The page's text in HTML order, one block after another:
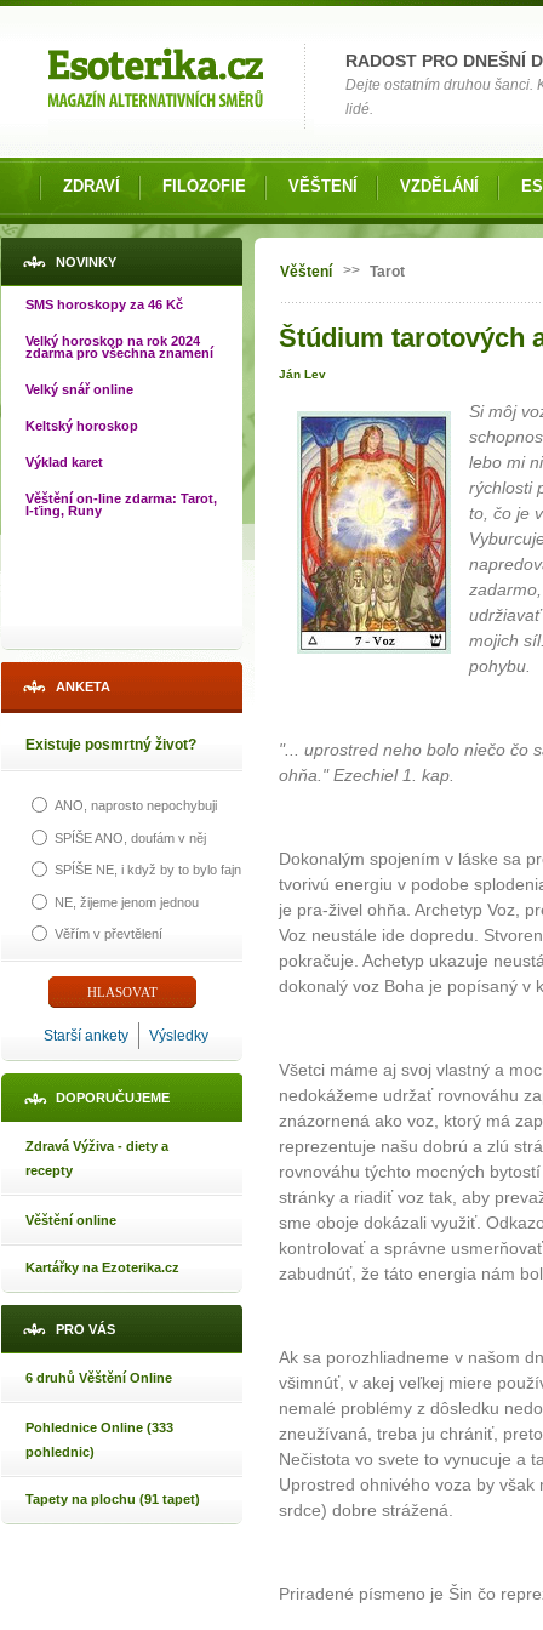
RADOST PRO DNEŠNÍ
Dejte ostatním druhou šanci.
lidé.
ZDRAVÍ FILOZOFIE VĚŠTENÍ VZDĚLÁNÍ
NOVINKY
SMS horoskopy za 46 Kč
Velký horoskop na rok 2024
zdarma pro všechna znamení
Velký snář online
Keltský horoskop
Výklad karet
Věštění on-line zdarma: Tarot,
I-ťing, Runy
ANKETA
Existuje posmrtný život?
ANO, naprosto nepochybuji
SPÍŠE ANO, doufám v něj
SPÍŠE NE, i když by to bylo fajn
NE, žijeme jenom jednou
Věřím v převtělení
Starší ankety Výsledky
DOPORUČUJEME
Zdravá Výživa - diety a
recepty
Věštění online
Kartářky na Ezoterika.cz
PRO VÁS
6 druhů Věštění Online
Pohlednice Online (333
pohlednic)
Tapety na plochu (91 tapet)
Jste zde
Věštení >> Tarot
Štúdium tarotových
Ján Lev
Si môj
lebo mi
rýchlosti
to, čo je
mojich
pohybu.
"... uprostred neho bolo niečo čo
ohňa." Ezechiel 1. kap.
Dokonalým spojením v láske sa
tvorivú energiu v podobe
je pra-živel ohňa. Archetyp Voz,
Voz neustále ide dopredu.
pokračuje. Achetyp ukazuje
dokonalý voz Boha je popísaný v
Všetci máme aj svoj vlastný a
nedokážeme udržať rovnováhu
znázornená ako voz, ktorý má
reprezentuje našu dobrú a zlú
rovnováhu týchto mocných
stránky a riadiť voz tak, aby
sme oboje dokázali využiť.
kontrolovať a správne
zabudnúť, že táto energia nám
Ak sa porozhliadneme v našom
všimnúť, v akej veľkej miere
nemalé problémy z dôsledku
zneužívaná, treba ju chrániť,
Nečistota vo svete to vynucuje a
Uprostred ohnivého voza by
srdce) dobre strážená.
Priradené písmeno je Šin čo